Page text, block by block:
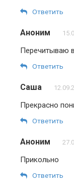
Ответить
Аноним
Перечитываю
Ответить
Саша
Прекрасно
Ответить
Аноним
Прикольно
Ответить